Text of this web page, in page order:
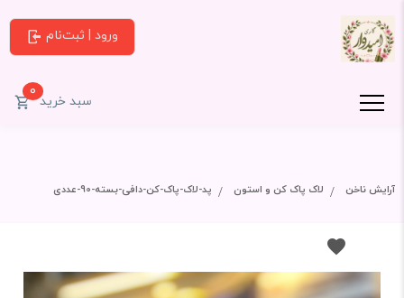
ورود | ثبت‌نام
سبد خرید0
آرایش ناخن لاک پاک کن و استون پد-لاک-پاک-کن-دافی-بسته-90-عددی